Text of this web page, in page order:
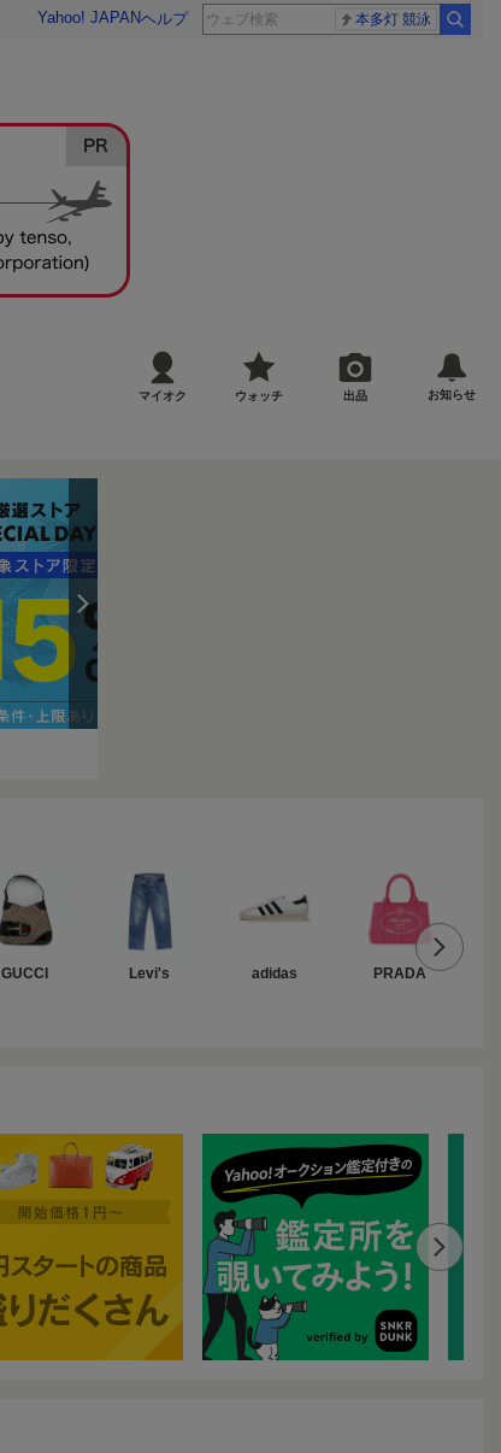
Yahoo! JAPANヘルプ 本多灯 競泳
マイオク ウォッチ 出品 お知らせ
GUCCI Levi's adidas
PRADA